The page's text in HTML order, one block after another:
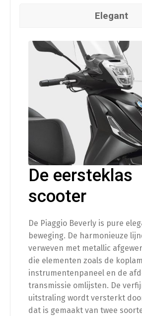
Elegant
De eersteklas
scooter
De Piaggio Beverly is pure
beweging. De harmonieuze
verweven met metallic
die elementen zoals de
instrumentenpaneel en de
transmissie omlijsten. De
uitstraling wordt versterkt
dat is gemaakt van twee